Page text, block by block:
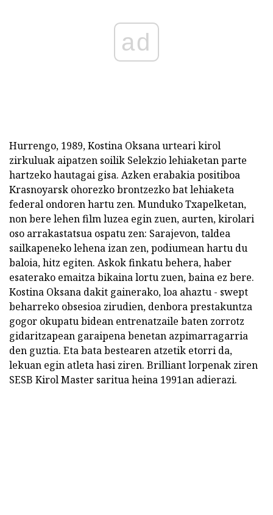
ad
Hurrengo, 1989, Kostina Oksana urteari kirol
zirkuluak aipatzen soilik Selekzio lehiaketan parte
hartzeko hautagai gisa. Azken erabakia positiboa
Krasnoyarsk ohorezko brontzezko bat lehiaketa
federal ondoren hartu zen. Munduko Txapelketan,
non bere lehen film luzea egin zuen, aurten, kirolari
oso arrakastatsua ospatu zen: Sarajevon, taldea
sailkapeneko lehena izan zen, podiumean hartu du
baloia, hitz egiten. Askok finkatu behera, haber
esaterako emaitza bikaina lortu zuen, baina ez bere.
Kostina Oksana dakit gainerako, loa ahaztu - swept
beharreko obsesioa zirudien, denbora prestakuntza
gogor okupatu bidean entrenatzaile baten zorrotz
gidaritzapean garaipena benetan azpimarragarria
den guztia. Eta bata bestearen atzetik etorri da,
lekuan egin atleta hasi ziren. Brilliant lorpenak ziren
SESB Kirol Master saritua heina 1991an adierazi.